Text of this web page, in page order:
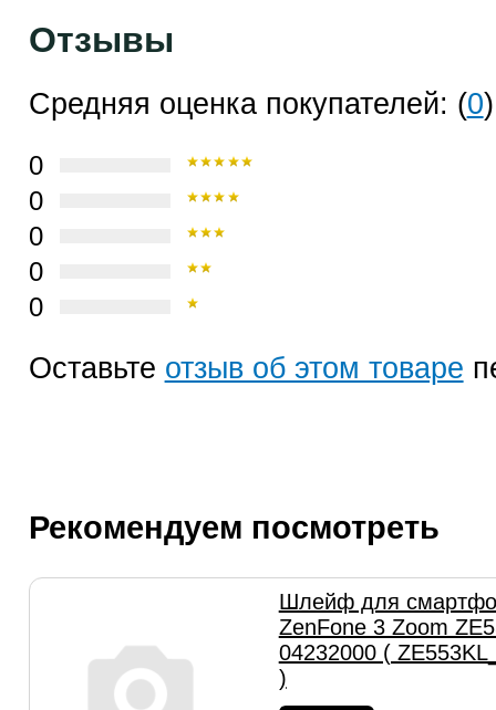
Отзывы
Средняя оценка покупателей: (0)
0
0
0
0
0
Оставьте отзыв об этом товаре
Рекомендуем посмотреть
Шлейф для
ZenFone 3 Zoom
04232000 (
)